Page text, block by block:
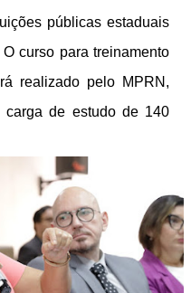
públicas estaduais
curso para treinamento
realizado pelo MPRN,
de estudo de 140